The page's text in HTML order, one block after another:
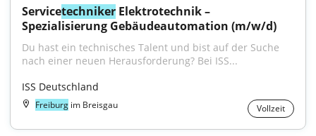
Servicetechniker Elektrotechnik –
Spezialisierung Gebäudeautomation (m/w/d)
Du hast ein technisches Talent und bist auf der Suche
nach einer neuen Herausforderung? Bei ISS...
ISS Deutschland
Freiburg im Breisgau Vollzeit